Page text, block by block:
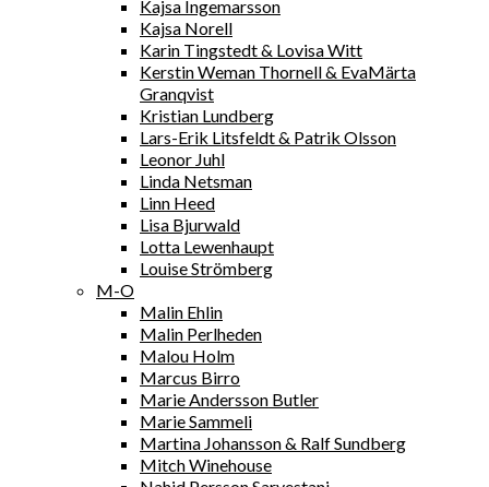
Kajsa Ingemarsson
Kajsa Norell
Karin Tingstedt & Lovisa Witt
Kerstin Weman Thornell & EvaMärta
Granqvist
Kristian Lundberg
Lars-Erik Litsfeldt & Patrik Olsson
Leonor Juhl
Linda Netsman
Linn Heed
Lisa Bjurwald
Lotta Lewenhaupt
Louise Strömberg
M-O
Malin Ehlin
Malin Perlheden
Malou Holm
Marcus Birro
Marie Andersson Butler
Marie Sammeli
Martina Johansson & Ralf Sundberg
Mitch Winehouse